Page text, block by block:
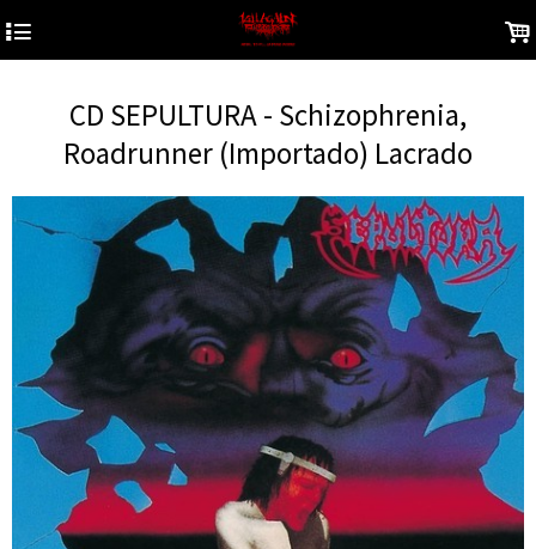
4 .
CD SEPULTURA - Schizophrenia,
Roadrunner (Importado) Lacrado